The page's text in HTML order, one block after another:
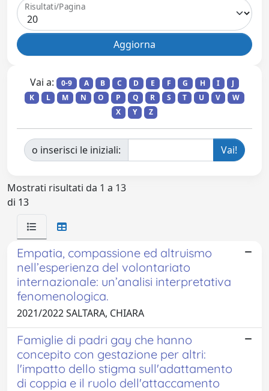
Risultati/Pagina
Vai a: 0-9 A B C D E F G H I
J
K
L M N O P Q R S T U V
W
X
Y Z
o inserisci le iniziali:
Mostrati risultati da 1 a 13
di 13
Empatia, compassione ed altruismo
nell’esperienza del volontariato
internazionale: un’analisi interpretativa
fenomenologica.
2021/2022 SALTARA, CHIARA
Famiglie di padri gay che hanno
concepito con gestazione per altri:
l'impatto dello stigma sull'adattamento
di coppia e il ruolo dell'attaccamento